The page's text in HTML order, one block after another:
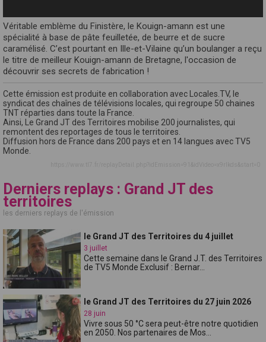
Véritable emblème du Finistère, le Kouign-amann est une
spécialité à base de pâte feuilletée, de beurre et de sucre
caramélisé. C’est pourtant en Ille-et-Vilaine qu’un boulanger a reçu
le titre de meilleur Kouign-amann de Bretagne, l'occasion de
découvrir ses secrets de fabrication !
Cette émission est produite en collaboration avec Locales.TV, le
syndicat des chaînes de télévisions locales, qui regroupe 50 chaines
TNT réparties dans toute la France.
Ainsi, Le Grand JT des Territoires mobilise 200 journalistes, qui
remontent des reportages de tous le territoires.
Diffusion hors de France dans 200 pays et en 14 langues avec TV5
Monde.
Derniers replays : Grand JT des
territoires
les derniers replays de l'émission
le Grand JT des Territoires du 4 juillet
3 juillet
Cette semaine dans le Grand J.T. des Territoires
de TV5 Monde Exclusif : Bernar...
le Grand JT des Territoires du 27 juin 2026
28 juin
Vivre sous 50 °C sera peut-être notre quotidien
en 2050. Nos partenaires de Mos...